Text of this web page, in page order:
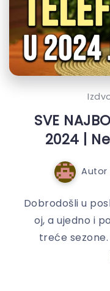
SVE
2024 |
Autor
Dobrodošli u
oj, a ujedno i
treće